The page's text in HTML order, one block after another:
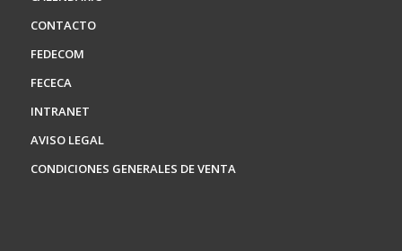
CONTACTO
FEDECOM
FECECA
INTRANET
AVISO LEGAL
CONDICIONES GENERALES DE VENTA